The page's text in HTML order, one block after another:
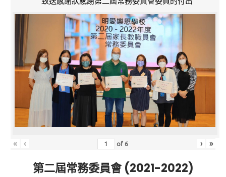
« ‹ of 6 › »
第二屆常務委員會 (2021-2022)